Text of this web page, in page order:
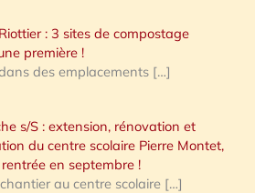
: 3 sites de compostage
première !
des emplacements […]
s/S : extension, rénovation et
du centre scolaire Pierre Montet,
en septembre !
au centre scolaire […]